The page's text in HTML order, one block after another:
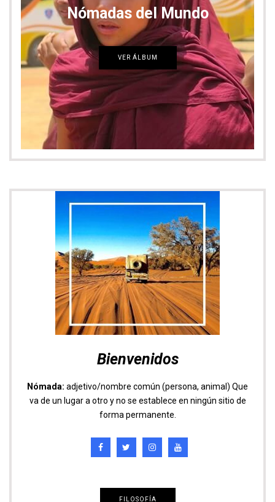
Bienvenidos
Nómada:adjetivo/nombre común (persona, animal) Que
va de un lugar a otro y no se establece en ningún sitio de
forma permanente.
Síguenos
14K seguidores7K seguidores
Descuento en Heymondo, tu seguro de